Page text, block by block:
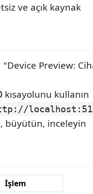
ve açık kaynak
Preview:
kısayolunu kullanın
büyütün, inceleyin
İşlem